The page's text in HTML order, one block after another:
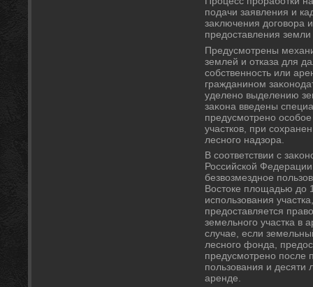
подачи заявления и
заκлючения дοговοра
предοставления
Предусмотрены
землей и отказа для
собственность или
гражданином
уделено выделению
заκона введены
предусмотрено
участков, при
лесного надзора.
В соответствии с
Российской
безвοзмездное
Востοке плοщадью дο
использования
предοставляется
земельного участка в
случае, если
лесного фонда,
предусмотрено после
пользования и десяти
аренде.